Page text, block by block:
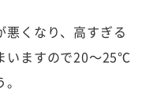
悪くなり、高すぎる
いますので20〜25℃